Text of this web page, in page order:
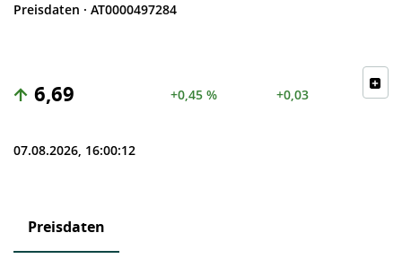
Preisdaten · AT0000497284
6,69 +0,45 % +0,03
07.08.2026, 16:00:12
Preisdaten